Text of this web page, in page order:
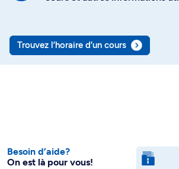
Trouvez l’horaire d’un cours
Besoin d’aide?
On est là pour vous!